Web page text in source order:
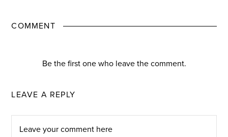
COMMENT
Be the first one who leave the comment.
LEAVE A REPLY